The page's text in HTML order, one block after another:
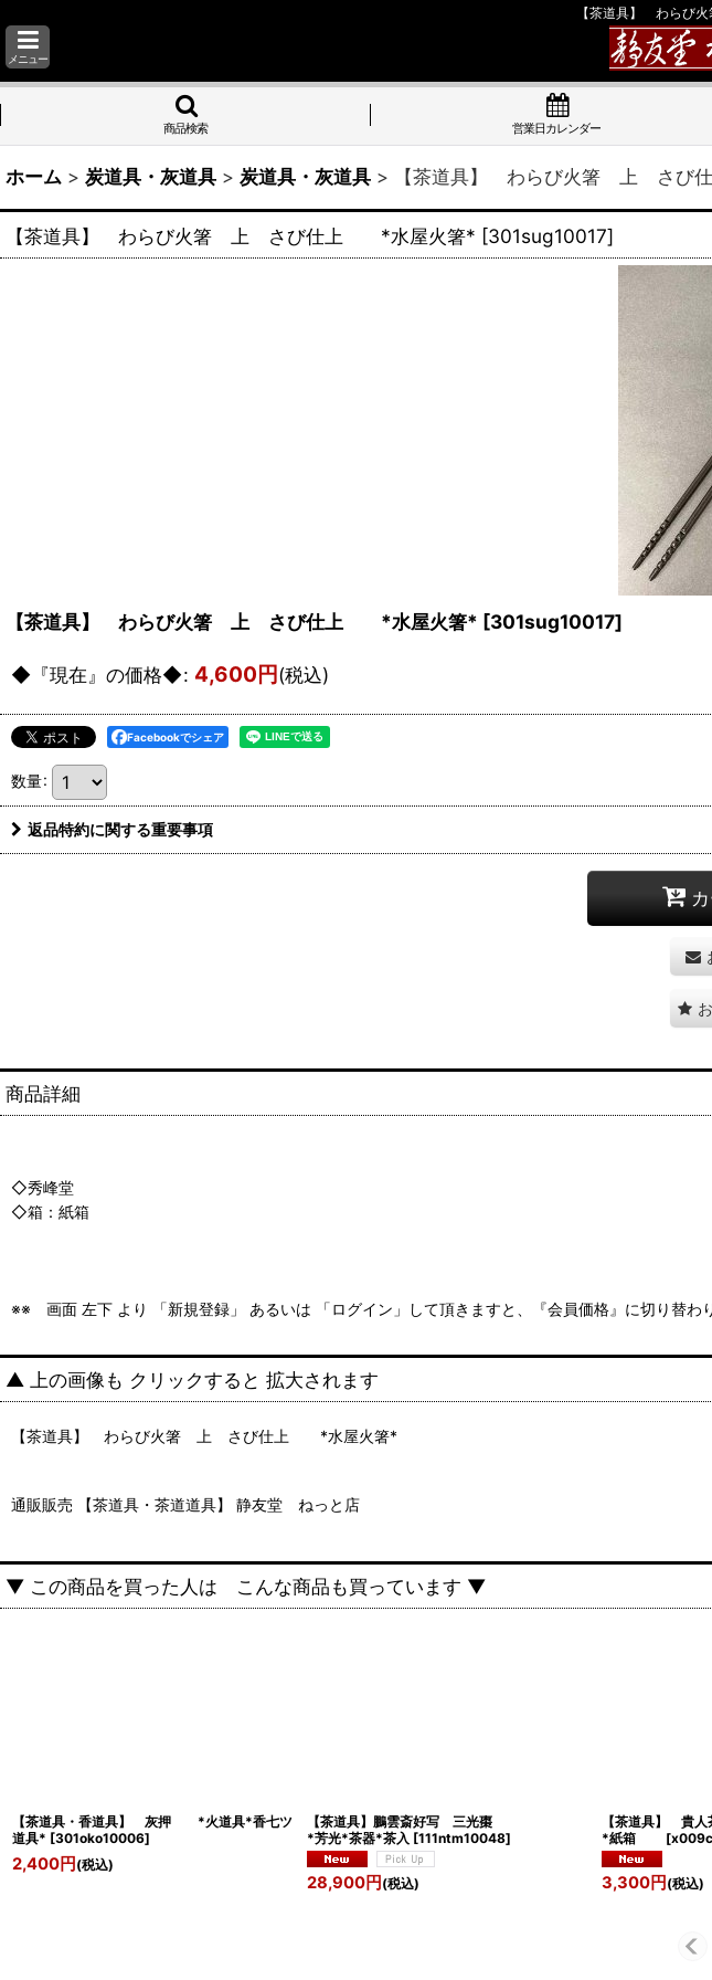
【茶道具】 わら
メニュー
商品検索 営業日カレンダー
ホーム > 炭道具・灰道具 > 炭道具・灰道具 > 【茶道具】 わらび火箸 上 さ
【茶道具】 わらび火箸 上 さび仕上 *水屋火箸* [301sug10017]
【茶道具】 わらび火箸 上 さび仕上 *水屋火箸* [301sug10017]
◆『現在』の価格◆: 4,600円(税込)
Facebookでシェア
数量:
返品特約に関する重要事項
商品詳細
◇秀峰堂
◇箱：紙箱
※※ 画面 左下 より 「新規登録」 あるいは 「ログイン」して頂きますと、『会員価格』に切り替
▲ 上の画像も クリックすると 拡大されます
【茶道具】 わらび火箸 上 さび仕上 *水屋火箸*
通販販売 【茶道具・茶道道具】 静友堂 ねっと店
▼ この商品を買った人は こんな商品も買っています ▼
【茶道具・香道具】 灰押 *火道具*香七ツ
道具* [301oko10006]
2,400円 (税込)
【茶道具】鵬雲斎好写 三光棗
*芳光*茶器*茶入 [111ntm10048]
28,900円 (税込)
【茶道具】
*紙箱
[
3,300円 (税込)